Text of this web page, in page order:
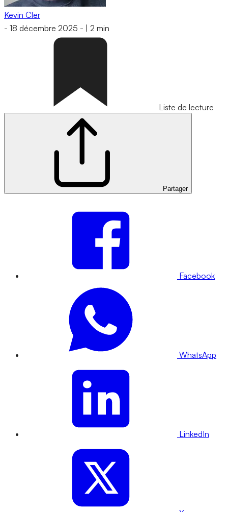
Kevin Cler
- 18 décembre 2025 - 2 min
Liste de lecture
Partager
Facebook
WhatsApp
LinkedIn